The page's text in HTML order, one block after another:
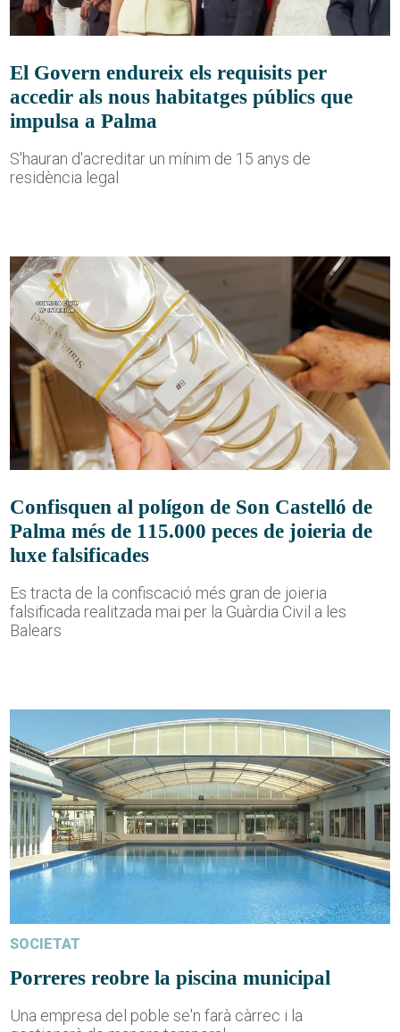
El Govern endureix els requisits per
accedir als nous habitatges públics que
impulsa a Palma
S'hauran d'acreditar un mínim de 15 anys de
residència legal
Confisquen al polígon de Son Castelló de
Palma més de 115.000 peces de joieria de
luxe falsificades
Es tracta de la confiscació més gran de joieria
falsificada realitzada mai per la Guàrdia Civil a les
Balears
SOCIETAT
Porreres reobre la piscina municipal
Una empresa del poble se'n farà càrrec i la